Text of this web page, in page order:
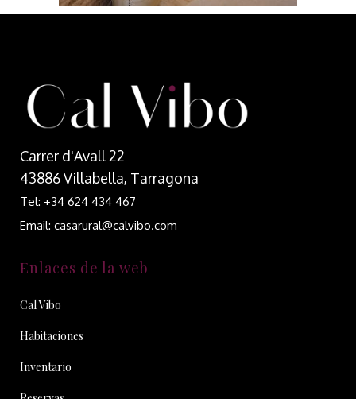
Carrer d'Avall 22
43886 Villabella, Tarragona
Tel: +34 624 434 467
Email: casarural@calvibo.com
Enlaces de la web
Cal Vibo
Habitaciones
Inventario